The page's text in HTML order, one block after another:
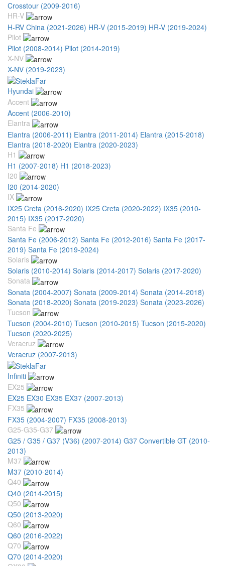
Crosstour (2009-2016)
HR-V
H-RV China (2021-2026) HR-V (2015-2019) HR-V (2019-2024)
Pilot
Pilot (2008-2014) Pilot (2014-2019)
X-NV
X-NV (2019-2023)
Hyundai
Accent
Accent (2006-2010)
Elantra
Elantra (2006-2011) Elantra (2011-2014) Elantra (2015-2018)
Elantra (2018-2020) Elantra (2020-2023)
H1
H1 (2007-2018) H1 (2018-2023)
I20
I20 (2014-2020)
IX
IX25 Creta (2016-2020) IX25 Creta (2020-2022) IX35 (2010-
2015) IX35 (2017-2020)
Santa Fe
Santa Fe (2006-2012) Santa Fe (2012-2016) Santa Fe (2017-
2019) Santa Fe (2019-2024)
Solaris
Solaris (2010-2014) Solaris (2014-2017) Solaris (2017-2020)
Sonata
Sonata (2004-2007) Sonata (2009-2014) Sonata (2014-2018)
Sonata (2018-2020) Sonata (2019-2023) Sonata (2023-2026)
Tucson
Tucson (2004-2010) Tucson (2010-2015) Tucson (2015-2020)
Tucson (2020-2025)
Veracruz
Veracruz (2007-2013)
Infiniti
EX25
EX25 EX30 EX35 EX37 (2007-2013)
FX35
FX35 (2004-2007) FX35 (2008-2013)
G25-G35-G37
G25 / G35 / G37 (V36) (2007-2014) G37 Convertible GT (2010-
2013)
M37
M37 (2010-2014)
Q40
Q40 (2014-2015)
Q50
Q50 (2013-2020)
Q60
Q60 (2016-2022)
Q70
Q70 (2014-2020)